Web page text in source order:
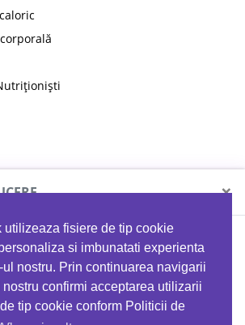
utilizeaza fisiere de tip cookie
si imbunatati experienta
ul nostru. Prin continuarea navigarii
nostru confirmi acceptarea utilizarii
tip cookie conform Politicii de
×
la orice comandă folosind codul
EATTRACK